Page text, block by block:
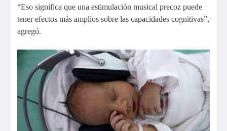
“Eso significa que una estimulación musical precoz puede
tener efectos más amplios sobre las capacidades cognitivas”,
agregó.